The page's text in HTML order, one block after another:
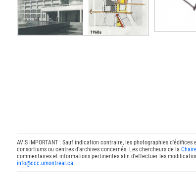
AVIS IMPORTANT : Sauf indication contraire, les photographies
consortiums ou centres d'archives concernés. Les chercheurs de la
commentaires et informations pertinentes afin d'effectuer les
info@ccc.umontreal.ca